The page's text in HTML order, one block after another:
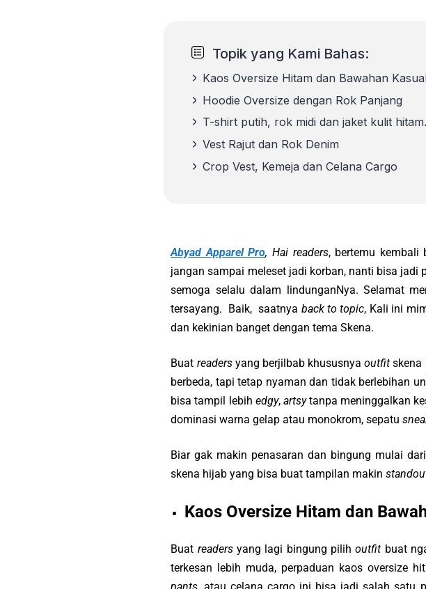
Topik yang Kami Bahas:
Kaos Oversize Hitam dan Bawahan
Hoodie Oversize dengan Rok Panjang
T-shirt putih, rok midi dan jaket kulit hitam.
Vest Rajut dan Rok Denim
Crop Vest, Kemeja dan Celana Cargo
Abyad Apparel Pro, Hai readers, bertemu kembali
jangan sampai meleset jadi korban, nanti bisa
semoga selalu dalam lindunganNya. Selamat
tersayang. Baik, saatnya back to topic, Kali ini
dan kekinian banget dengan tema Skena.
Buat readers yang berjilbab khususnyaoutfit skena
berbeda, tapi tetap nyaman dan tidak berlebihan
bisa tampil lebih edgy, artsytanpa meninggalkan
dominasi warna gelap atau monokrom, sepatu
Biar gak makin penasaran dan bingung mulai
skena hijab yang bisa buat tampilan makin
Kaos Oversize Hitam dan
Buat readersyang lagi bingung pilihoutfit buat
terkesan lebih muda, perpaduan kaos oversize